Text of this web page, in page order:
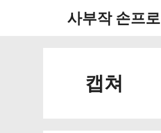
사부작 손프로
캡쳐